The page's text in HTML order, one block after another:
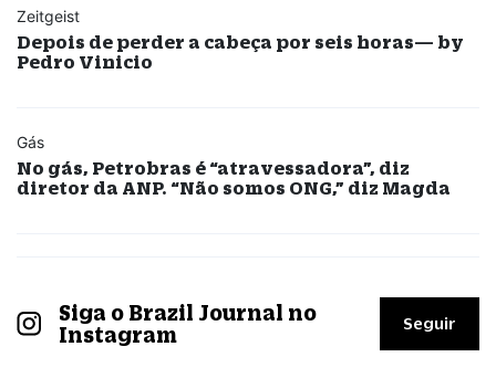
Zeitgeist
Depois de perder a cabeça por seis horas— by
Pedro Vinicio
Gás
No gás, Petrobras é “atravessadora”, diz
diretor da ANP. “Não somos ONG,” diz Magda
Siga o Brazil Journal no
Instagram
Seguir